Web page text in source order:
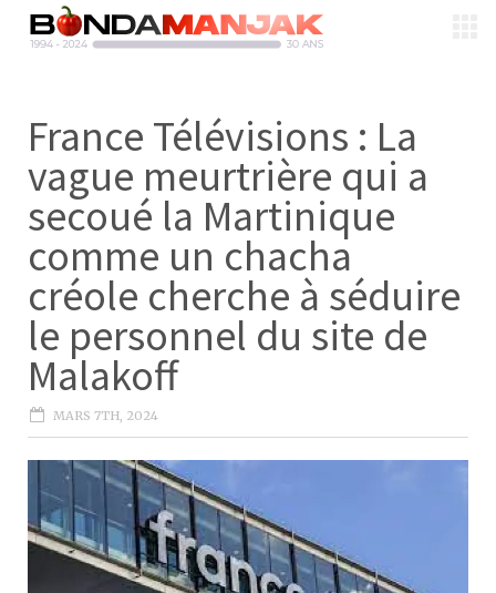
France Télévisions : La
vague meurtrière qui a
secoué la Martinique
comme un chacha
créole cherche à séduire
le personnel du site de
Malakoff
MARS 7TH, 2024